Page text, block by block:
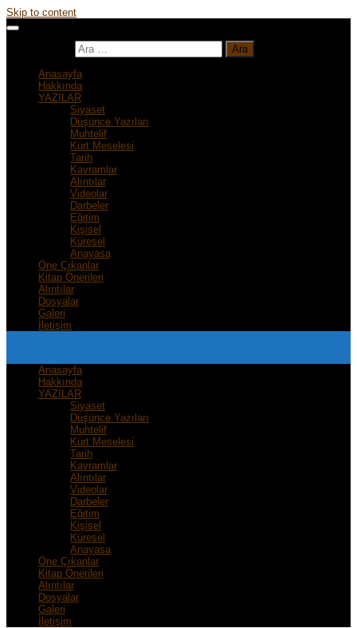
Skip to content
Anasayfa
Hakkında
YAZILAR
Siyaset
Düşünce Yazıları
Muhtelif
Kürt Meselesi
Tarih
Kavramlar
Alıntılar
Videolar
Darbeler
Eğitim
Kişisel
Küresel
Anayasa
Öne Çıkanlar
Kitap Önerileri
Alıntılar
Dosyalar
Galeri
İletişim
Anasayfa
Hakkında
YAZILAR
Siyaset
Düşünce Yazıları
Muhtelif
Kürt Meselesi
Tarih
Kavramlar
Alıntılar
Videolar
Darbeler
Eğitim
Kişisel
Küresel
Anayasa
Öne Çıkanlar
Kitap Önerileri
Alıntılar
Dosyalar
Galeri
İletişim